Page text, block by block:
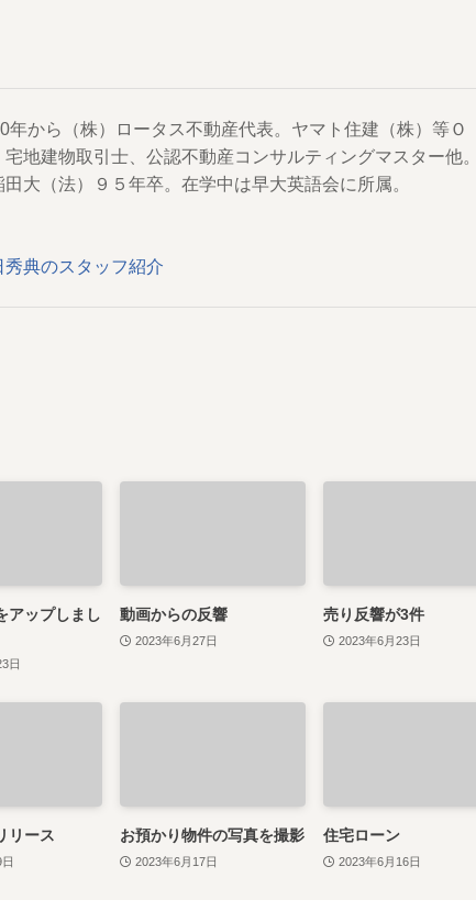
年から（株）ロータス不動産代表。ヤマト住建（株）等Ｏ
宅地建物取引士、公認不動産コンサルティングマスター他。
田大（法）９５年卒。在学中は早大英語会に所属。
秀典のスタッフ紹介
アップしまし
日
動画からの反響
2023年6月27日
売り反響が3件
2023年6月23日
リース お預かり物件の写真を撮影
2023年6月17日
住宅ローン
2023年6月16日